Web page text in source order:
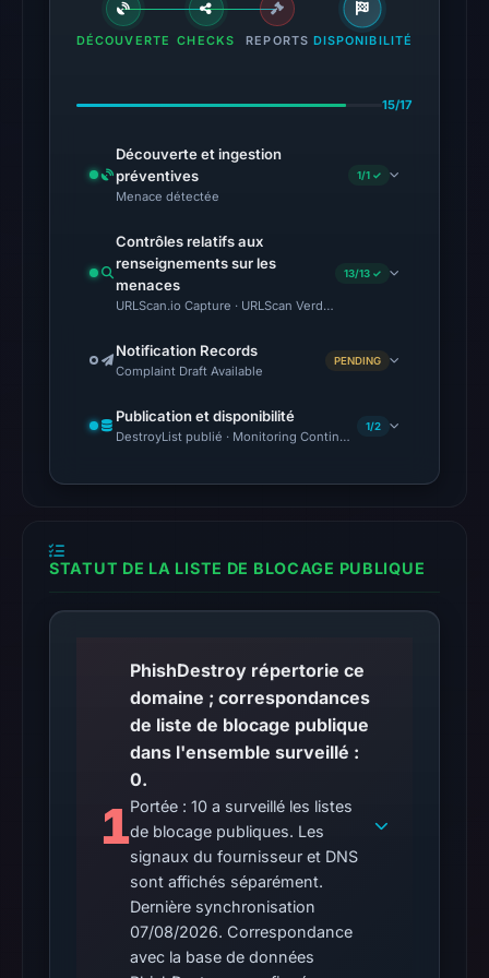
Professional
Email'
is
categorized
impersonation
of
Infrastructure
analysis
reveals
nameservers
and
a
certificate
(serial
E7),
suggesting
structured
deployment
rather
than
opportunistic
compromise.
DÉCOUVERTE CHECKS REPORTS DISPONIBILITÉ
15/17
Découverte et ingestion
préventives
Menace détectée
1/1 ✓
Contrôles relatifs aux
renseignements sur les
menaces
URLScan.io Capture · URLScan Verdict · Cloudflare Radar
13/13 ✓
Notification Records
Complaint Draft Available
PENDING
Publication et disponibilité
DestroyList publié · Monitoring Continues
1/2
STATUT DE LA LISTE DE BLOCAGE PUBLIQUE
1
PhishDestroy répertorie ce
domaine ; correspondances
de liste de blocage publique
dans l'ensemble surveillé :
0.
Portée : 10 a surveillé les listes
de blocage publiques. Les
signaux du fournisseur et DNS
sont affichés séparément.
Dernière synchronisation
07/08/2026. Correspondance
avec la base de données